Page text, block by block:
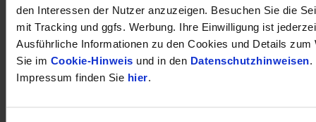
den Interessen der Nutzer anzuzeigen. Besuchen Sie die
mit Tracking und ggfs. Werbung. Ihre Einwilligung ist
Ausführliche Informationen zu den Cookies und Details zum
Sie im Cookie-Hinweis und in den Datenschutzhinweisen.
Impressum finden Sie hier.